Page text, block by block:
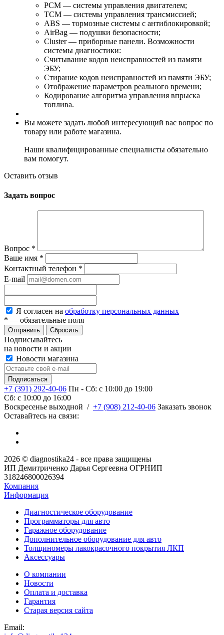
PCM — системы управления двигателем;
TCM — системы управления трансмиссией;
ABS — тормозные системы с антиблокировкой;
AirBag — подушки безопасности;
Cluster — приборные панели. Возможности
системы диагностики:
Считывание кодов неисправностей из памяти
ЭБУ;
Стирание кодов неисправностей из памяти ЭБУ;
Отображение параметров реального времени;
Кодирование алгоритма управления впрыска
топлива.
Вы можете задать любой интересующий вас вопрос по
товару или работе магазина.
Наши квалифицированные специалисты обязательно
вам помогут.
Оставить отзыв
Задать вопрос
Вопрос *
Ваше имя *
Контактный телефон *
E-mail
Я согласен на обработку персональных данных
* — обязательные поля
Сбросить
Подписывайтесь
на новости и акции
Новости магазина
+7 (391) 292-40-06 Пн - Сб: c 10:00 до 19:00
Сб: c 10:00 до 16:00
​Воскресенье выходной / +7 (908) 212-40-06 Заказать звонок
Оставайтесь на связи:
2026 © diagnostika24 - все права защищены
ИП Демитриченко Дарья Сергеевна ОГРНИП
318246800026394
Компания
Информация
Диагностическое оборудование
Программаторы для авто
Гаражное оборудование
Дополнительное оборудование для авто
Толщиномеры лакокрасочного покрытия ЛКП
Аксессуары
О компании
Новости
Оплата и доставка
Гарантия
Старая версия сайта
Email: